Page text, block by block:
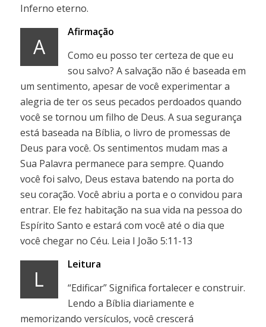
Inferno eterno.
A
Afirmação
Como eu posso ter certeza de que eu
sou salvo? A salvação não é baseada em
um sentimento, apesar de você experimentar a
alegria de ter os seus pecados perdoados quando
você se tornou um filho de Deus. A sua segurança
está baseada na Bíblia, o livro de promessas de
Deus para você. Os sentimentos mudam mas a
Sua Palavra permanece para sempre. Quando
você foi salvo, Deus estava batendo na porta do
seu coração. Você abriu a porta e o convidou para
entrar. Ele fez habitação na sua vida na pessoa do
Espírito Santo e estará com você até o dia que
você chegar no Céu. Leia I João 5:11-13
L
Leitura
“Edificar” Significa fortalecer e construir.
Lendo a Bíblia diariamente e
memorizando versículos, você crescerá